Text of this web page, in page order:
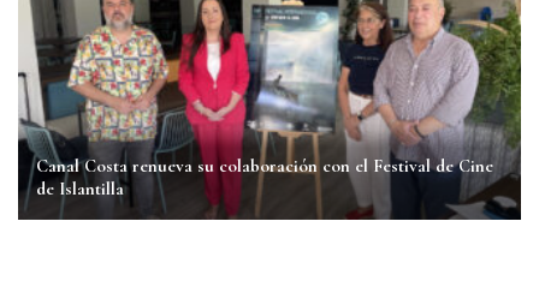
Canal Costa renueva su colaboración con el Festival de Cine
de Islantilla